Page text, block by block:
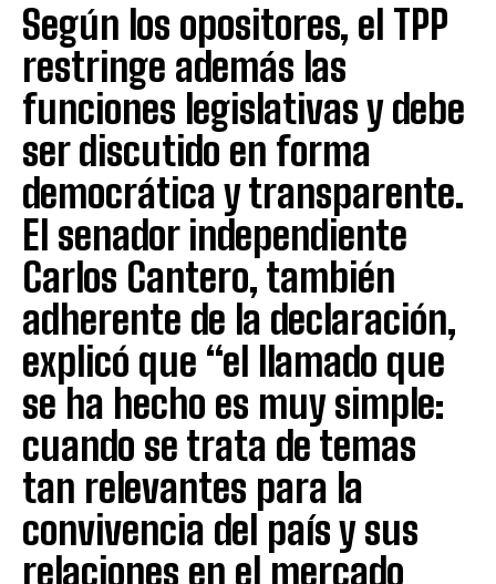
Según los opositores, el TPP
restringe además las
funciones legislativas y debe
ser discutido en forma
democrática y transparente.
El senador independiente
Carlos Cantero, también
adherente de la declaración,
explicó que “el llamado que
se ha hecho es muy simple:
cuando se trata de temas
tan relevantes para la
convivencia del país y sus
relaciones en el mercado